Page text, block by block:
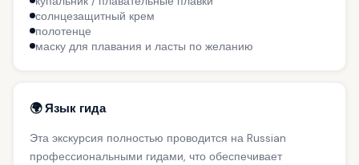
солнцезащитный крем
полотенце
маску для плавания и ласты по желанию
🌍 Язык гида
Эта экскурсия полностью проводится на Russian
профессиональными гидами, что обеспечивает